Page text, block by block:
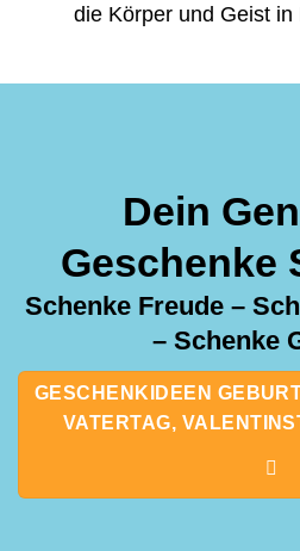
die Körper und Geist
Dein
Geschenke
Schenke Freude –
– Schenke
GESCHENKIDEEN
VATERTAG,